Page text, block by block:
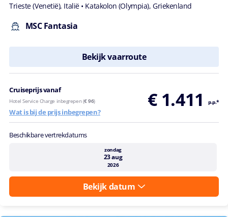
Trieste (Venetië), Italië • Katakolon (Olympia), Griekenland
MSC Fantasia
Bekijk vaarroute
Cruiseprijs vanaf € 1.411 p.p.*
Hotel Service Charge inbegrepen (€ 96)
Wat is bij de prijs inbegrepen?
Beschikbare vertrekdatums
zondag
23 aug
2026
Bekijk datum